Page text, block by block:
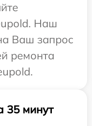
Наш
Ваш запрос
ремонта
35 минут